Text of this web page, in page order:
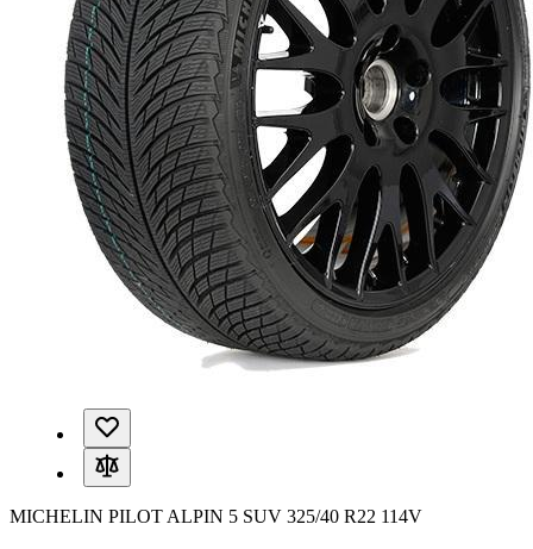
MICHELIN PILOT ALPIN 5 SUV 325/40 R22 114V